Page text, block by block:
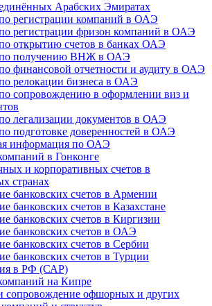
Арабских Эмиратах
регистрации компаний в ОАЭ
регистрации фризон компаний в ОАЭ
открытию счетов в банках ОАЭ
по получению ВНЖ в ОАЭ
финансовой отчетности и аудиту в ОАЭ
релокации бизнеса в ОАЭ
сопровождению в оформлении виз и
легализации документов в ОАЭ
подготовке доверенностей в ОАЭ
информация по ОАЭ
в Гонконге
и корпоративных счетов в
странах
банковских счетов в Армении
банковских счетов в Казахстане
банковских счетов в Киргизии
банковских счетов в ОАЭ
банковских счетов в Сербии
банковских счетов в Турции
в РФ (САР)
на Кипре
сопровождение офшорных и других